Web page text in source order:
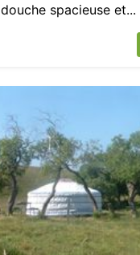
douche spacieuse et...